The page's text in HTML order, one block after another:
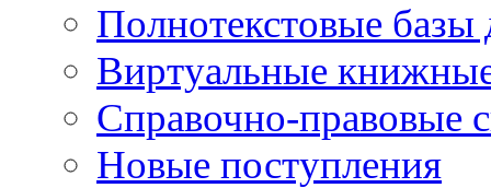
Полнотекстовые
Виртуальные
Справочно-правовые
Новые поступления